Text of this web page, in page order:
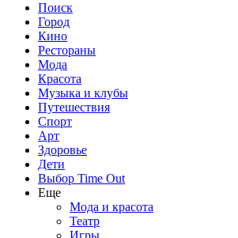
Поиск
Город
Кино
Рестораны
Мода
Красота
Музыка и клубы
Путешествия
Спорт
Арт
Здоровье
Дети
Выбор Time Out
Еще
Мода и красота
Театр
Игры